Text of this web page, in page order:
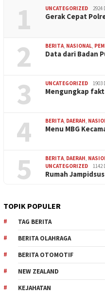
1 UNCATEGORIZED
Gerak Cepat
2 BERITA, NASIONAL,
Data dari Badan
3 UNCATEGORIZED
Mengungkap
4 BERITA, DAERAH,
Menu MBG
5 BERITA, DAERAH,
UNCATEGORIZED
Rumah
TOPIK POPULER
TAG BERITA
BERITA OLAHRAGA
BERITA OTOMOTIF
NEW ZEALAND
KEJAHATAN